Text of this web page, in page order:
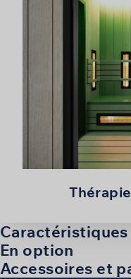
Caractéristiques
En option
Accessoires et